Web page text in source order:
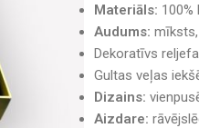
Materiāls:
Audums:
Dekoratīvs
Gultas veļas
Dizains:
Aizdare: